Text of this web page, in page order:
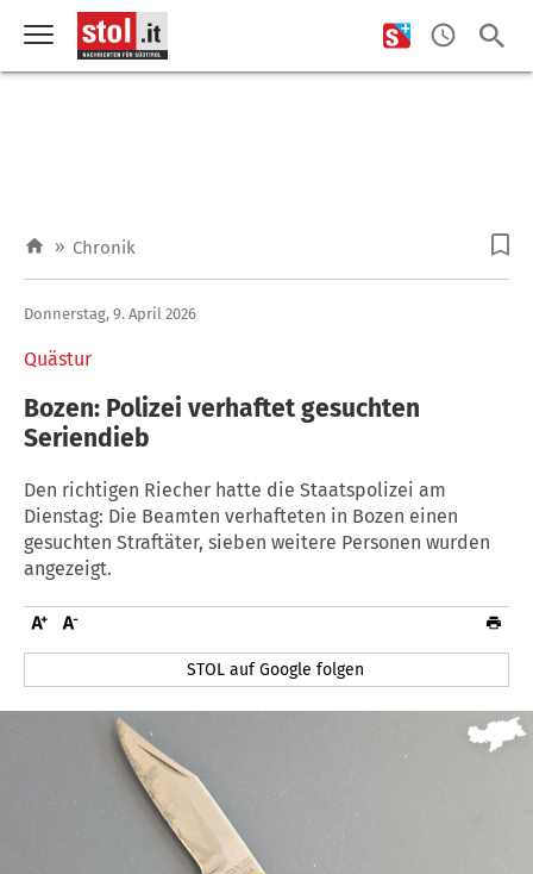
» Chronik
Quästur
Donnerstag, 9. April 2026
Bozen: Polizei verhaftet gesuchten
Seriendieb
Den richtigen Riecher hatte die Staatspolizei am
Dienstag: Die Beamten verhafteten in Bozen einen
gesuchten Straftäter, sieben weitere Personen wurden
angezeigt.
STOL auf Google folgen